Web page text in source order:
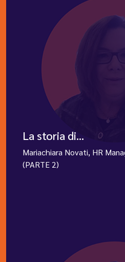
La storia di...
Mariachiara Novati, HR
(PARTE 2)